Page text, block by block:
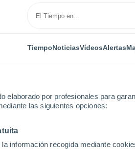
elaborado por profesionales para
las siguientes opciones:
información recogida mediante
TiempoNoticiasVídeosAlertas
Pirineos